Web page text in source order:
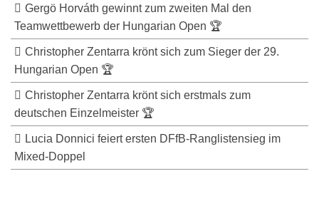
Gergö Horváth gewinnt zum zweiten Mal den
Teamwettbewerb der Hungarian Open 🏆
Christopher Zentarra krönt sich zum Sieger der 29.
Hungarian Open 🏆
Christopher Zentarra krönt sich erstmals zum
deutschen Einzelmeister 🏆
Lucia Donnici feiert ersten DFfB-Ranglistensieg im
Mixed-Doppel